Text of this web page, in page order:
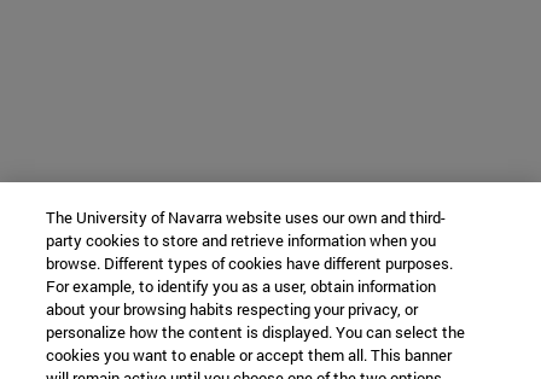
The University of Navarra website uses our own and third-
party cookies to store and retrieve information when you
browse. Different types of cookies have different purposes.
For example, to identify you as a user, obtain information
about your browsing habits respecting your privacy, or
personalize how the content is displayed. You can select the
cookies you want to enable or accept them all. This banner